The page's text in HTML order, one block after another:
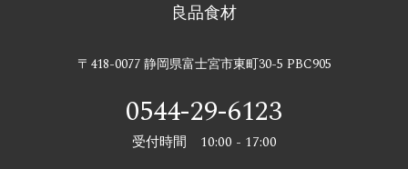
良品食材
〒418-0077 静岡県富士宮市東町30-5 PBC905
0544-29-6123
受付時間 10:00 - 17:00